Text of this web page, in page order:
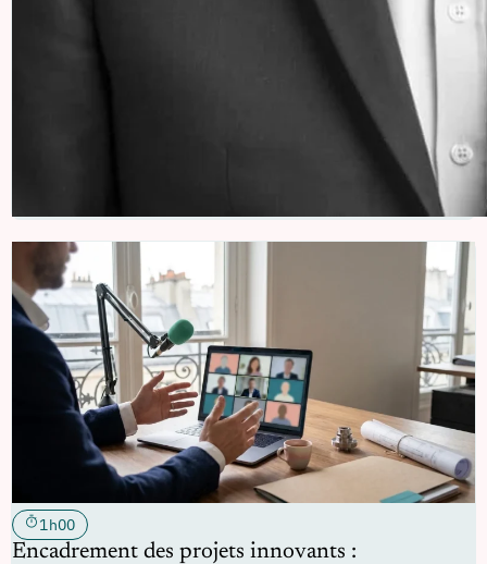
1h00
Encadrement des projets innovants :